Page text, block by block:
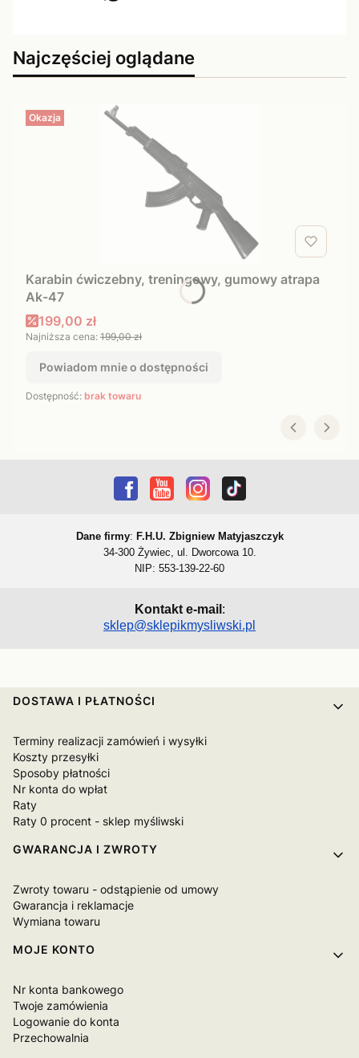
Najczęściej oglądane
Okazja
Karabin ćwiczebny, treningowy, gumowy atrapa
Ak-47
Cena promocyjna
199,00 zł
Najniższa cena: 199,00 zł
Powiadom mnie o dostępności
Dostępność: brak towaru
Dane firmy: F.H.U. Zbigniew Matyjaszczyk
34-300 Żywiec, ul. Dworcowa 10.
NIP: 553-139-22-60
Kontakt e-mail :
sklep@sklepikmysliwski.pl
Linki w stopce
DOSTAWA I PŁATNOŚCI
Terminy realizacji zamówień i wysyłki
Koszty przesyłki
Sposoby płatności
Nr konta do wpłat
Raty
Raty 0 procent - sklep myśliwski
GWARANCJA I ZWROTY
Zwroty towaru - odstąpienie od umowy
Gwarancja i reklamacje
Wymiana towaru
MOJE KONTO
Nr konta bankowego
Twoje zamówienia
Logowanie do konta
Przechowalnia